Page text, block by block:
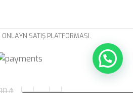
SATIŞ PLATFORMASI.